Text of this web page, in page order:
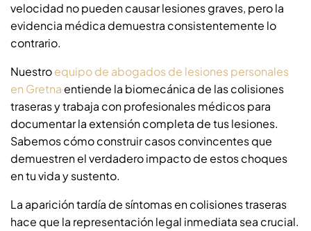
velocidad no pueden causar lesiones graves, pero la
evidencia médica demuestra consistentemente lo
contrario.
Nuestroequipo de abogados de lesiones personales
en Gretnaentiende la biomecánica de las colisiones
traseras y trabaja con profesionales médicos para
documentar la extensión completa de tus lesiones.
Sabemos cómo construir casos convincentes que
demuestren el verdadero impacto de estos choques
en tu vida y sustento.
La aparición tardía de síntomas en colisiones traseras
hace que la representación legal inmediata sea crucial.